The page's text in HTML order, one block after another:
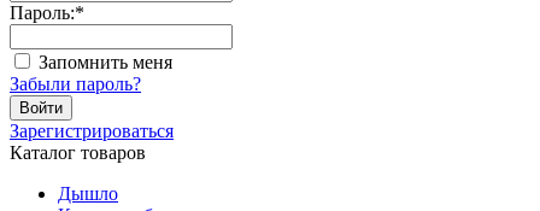
Пароль:*
Запомнить меня
Забыли пароль?
Войти
Зарегистрироваться
Каталог товаров
Дышло